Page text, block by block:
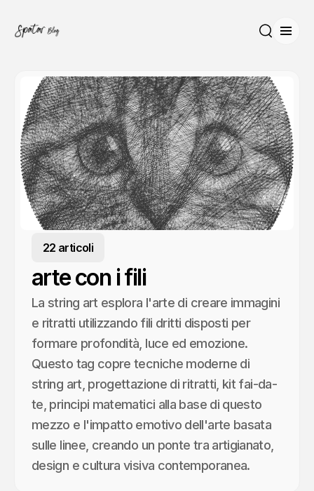
Apri
22 articoli
arte con i fili
La string art esplora l'arte di creare immagini
e ritratti utilizzando fili dritti disposti per
formare profondità, luce ed emozione.
Questo tag copre tecniche moderne di
string art, progettazione di ritratti, kit fai-da-
te, principi matematici alla base di questo
mezzo e l'impatto emotivo dell'arte basata
sulle linee, creando un ponte tra artigianato,
design e cultura visiva contemporanea.